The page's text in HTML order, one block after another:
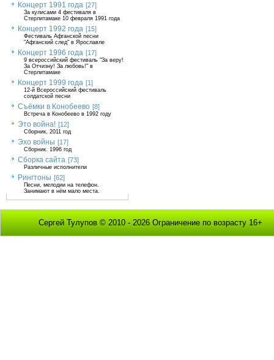
Концерт 1991 года [27]
За кулисами 4 фестиваля в
Стерлитамаке 10 февраля 1991 года
Концерт 1992 года [15]
Фестиваль Афганской песни
"Афганский след" в Ярославле
Концерт 1996 года [17]
9 всероссийский фестиваль "За веру!
За Отчизну! За любовь!" в
Стерлитамаке
Концерт 1999 года [1]
12-й Всероссийский фестиваль
солдатской песни
Съёмки в Конобеево [8]
Встреча в Конобеево в 1992 году
Это война! [12]
Сборник, 2011 год
Эхо войны [17]
Сборник. 1996 год
Сборка сайта [73]
Различные исполнители
Рингтоны [62]
Песни, мелодии на телефон.
Занимают в нём мало места.
Сергей Тулупов © 2010 - 2026 Ограничение по возрасту 16+